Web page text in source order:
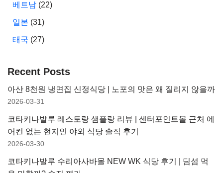
베트남 (22)
일본 (31)
태국 (27)
Recent Posts
아산 8천원 냉면집 신정식당 | 노포의 맛은 왜 질리지 않을까
2026-03-31
코타키나발루 레스토랑 샘플랑 리뷰 | 센터포인트몰 근처 에
어컨 없는 현지인 야외 식당 솔직 후기
2026-03-30
코타키나발루 수리아사바몰 NEW WK 식당 후기 | 딤섬 먹